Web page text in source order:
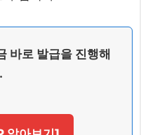
바로 발급을 진행해